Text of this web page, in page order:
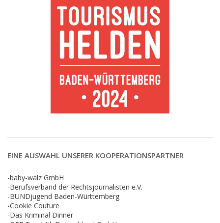
EINE AUSWAHL UNSERER KOOPERATIONSPARTNER
-baby-walz GmbH
-Berufsverband der Rechtsjournalisten e.V.
-BUNDjugend Baden-Württemberg
-Cookie Couture
-Das Kriminal Dinner